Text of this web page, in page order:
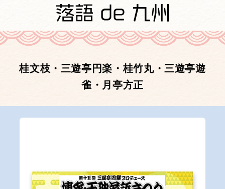
桂文枝・三遊亭円楽・桂竹丸・三遊亭遊
雀・月亭方正